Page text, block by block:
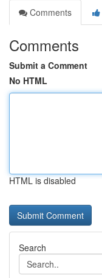
Comments
Comments
Submit a Comment
No HTML
HTML is disabled
Search